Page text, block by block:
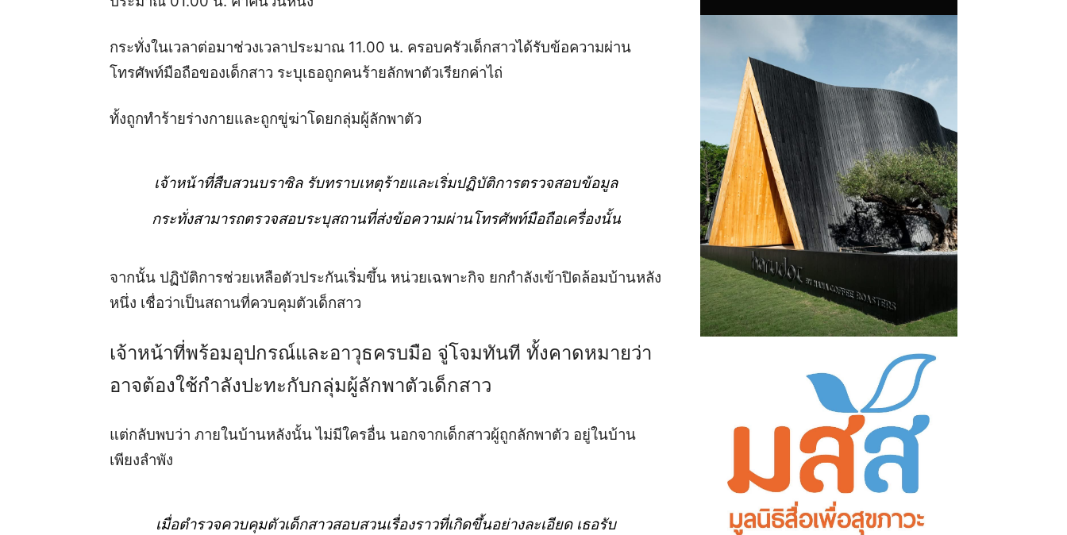
กระทั่งในเวลาต่อมาช่วงเวลาประมาณ 11.00 น. ครอบครัวเด็กสาวได้รับข้อความผ่าน
โทรศัพท์มือถือของเด็กสาว ระบุเธอถูกคนร้ายลักพาตัวเรียกค่าไถ่
ทั้งถูกทำร้ายร่างกายและถูกขู่ฆ่าโดยกลุ่มผู้ลักพาตัว
เจ้าหน้าที่สืบสวนบราซิล รับทราบเหตุร้ายและเริ่มปฏิบัติการตรวจสอบข้อมูล
กระทั่งสามารถตรวจสอบระบุสถานที่ส่งข้อความผ่านโทรศัพท์มือถือเครื่องนั้น
จากนั้น ปฏิบัติการช่วยเหลือตัวประกันเริ่มขึ้น หน่วยเฉพาะกิจ ยกกำลังเข้าปิดล้อมบ้านหลัง
หนึ่ง เชื่อว่าเป็นสถานที่ควบคุมตัวเด็กสาว
เจ้าหน้าที่พร้อมอุปกรณ์และอาวุธครบมือ จู่โจมทันที ทั้งคาดหมายว่า
อาจต้องใช้กำลังปะทะกับกลุ่มผู้ลักพาตัวเด็กสาว
แต่กลับพบว่า ภายในบ้านหลังนั้น ไม่มีใครอื่น นอกจากเด็กสาวผู้ถูกลักพาตัว อยู่ในบ้าน
เพียงลำพัง
เมื่อตำรวจควบคุมตัวเด็กสาวสอบสวนเรื่องราวที่เกิดขึ้นอย่างละเอียด เธอรับ